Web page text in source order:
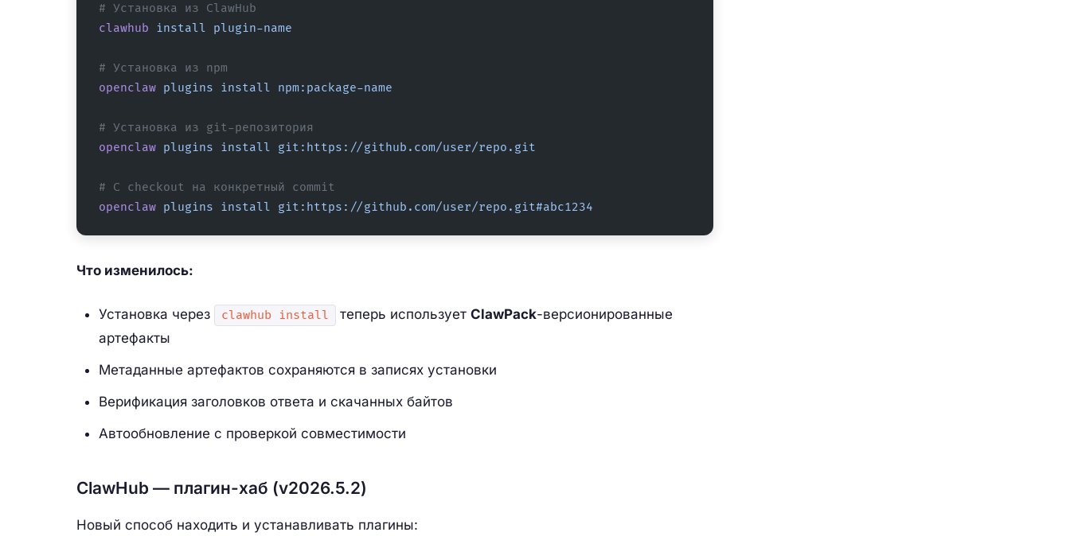
# Установка из ClawHub
clawhub install plugin-name
# Установка из npm
openclaw plugins install npm:package-name
# Установка из git-репозитория
openclaw plugins install git:https://github.com/user/repo.git
# С checkout на конкретный commit
openclaw plugins install git:https://github.com/user/repo.git#abc1234
Что изменилось:
Установка через clawhub install теперь использует ClawPack-версионированные
артефакты
Метаданные артефактов сохраняются в записях установки
Верификация заголовков ответа и скачанных байтов
Автообновление с проверкой совместимости
ClawHub — плагин-хаб (v2026.5.2)
Новый способ находить и устанавливать плагины: